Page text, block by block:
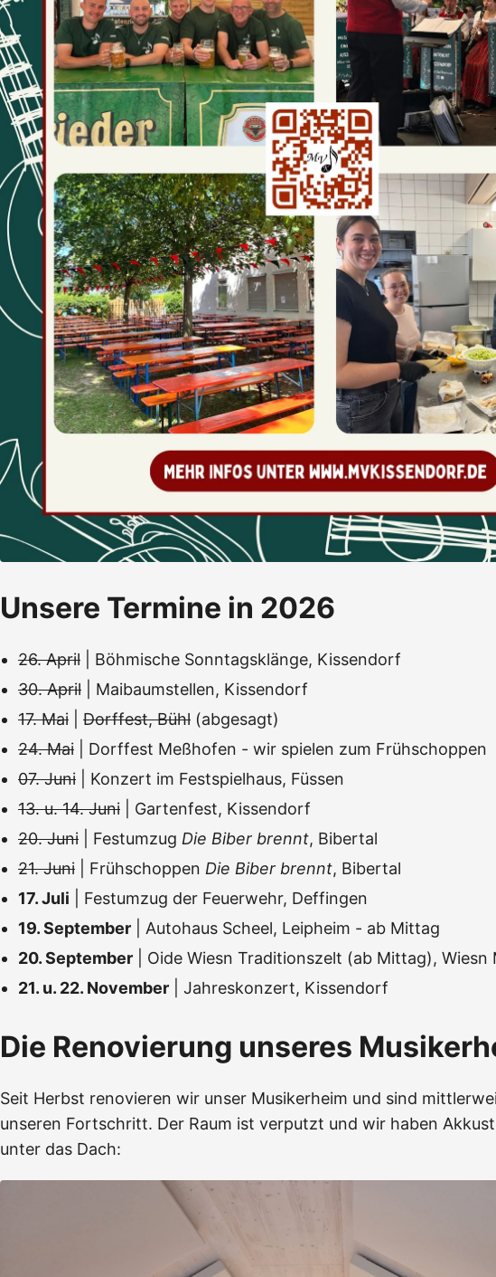
Unsere Termine in 2026
26. April | Böhmische Sonntagsklänge, Kissendorf
30. April | Maibaumstellen, Kissendorf
17. Mai
Dorffest, Bühl (abgesagt)
24. Mai | Dorffest Meßhofen - wir spielen zum Frühschoppen
07. Juni | Konzert im Festspielhaus, Füssen
13. u. 14. Juni | Gartenfest, Kissendorf
20. Juni | Festumzug Die Biber brennt, Bibertal
21. Juni | Frühschoppen Die Biber brennt, Bibertal
17. Juli | Festumzug der Feuerwehr, Deffingen
19. September | Autohaus Scheel, Leipheim - ab Mittag
20. September | Oide Wiesn Traditionszelt (ab Mittag), Wiesn
21. u. 22. November | Jahreskonzert, Kissendorf
Die Renovierung unseres
Seit Herbst renovieren wir unser Musikerheim und sind
unseren Fortschritt. Der Raum ist verputzt und wir haben
unter das Dach: